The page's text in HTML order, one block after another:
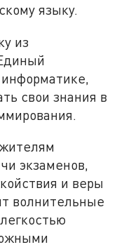
языку.
из
свои знания в
экзаменов,
и веры
волнительные